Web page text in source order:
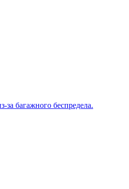
за багажного беспредела.